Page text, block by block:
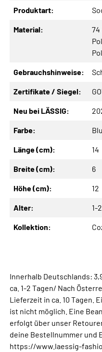
Produktart:
Material:
74
Gebrauchshinweise:
Zertifikate / Siegel:
Neu bei LÄSSIG:
Farbe:
Länge (cm): 14
Breite (cm): 6
Höhe (cm): 12
Alter: 1-
Kollektion:
Innerhalb Deutschlands:
ca. 1-2 Tagen/ Nach
Lieferzeit in ca. 10 Tagen.
ist nicht möglich. Eine
erfolgt über unser
deine Bestellnummer und
https://www.laessig-